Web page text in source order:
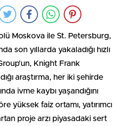
Moskova ile St. Petersburg,
son yıllarda yakaladığı hızlı
Knight Frank
araştırma, her iki şehirde
ivme kaybı yaşandığını
yüksek faiz ortamı, yatırımcı
proje arzı piyasadaki sert